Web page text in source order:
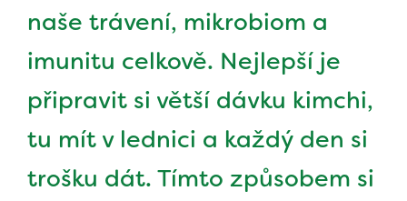
naše trávení, mikrobiom a
imunitu celkově. Nejlepší je
připravit si větší dávku kimchi,
tu mít v lednici a každý den si
trošku dát. Tímto způsobem si